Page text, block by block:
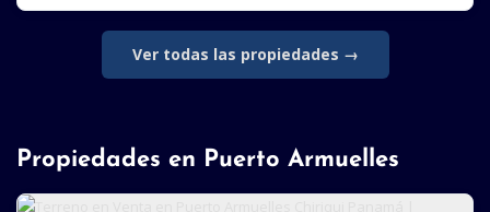
Ver todas las propiedades →
Propiedades en Puerto Armuelles